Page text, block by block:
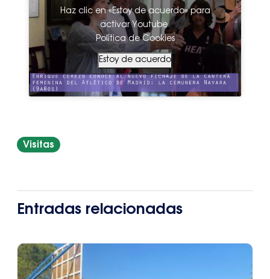
Haz clic en «Estoy de acuerdo» para
activar Youtube
Política de Cookies
Estoy de acuerdo
Visitas
Entradas relacionadas